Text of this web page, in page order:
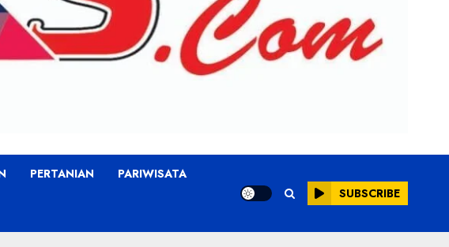
PERTANIAN PARIWISATA
SUBSCRIBE